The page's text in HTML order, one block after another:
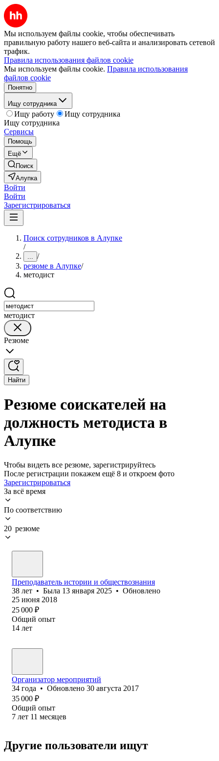
Мы используем файлы cookie, чтобы обеспечивать
правильную работу нашего веб-сайта и анализировать сетевой
трафик.
Правила использования файлов cookie
Мы используем файлы cookie. Правила использования
файлов cookie
Понятно
Ищу сотрудника
Ищу работу
Ищу сотрудника
Ищу сотрудника
Сервисы
Помощь
Ещё
Поиск
Алупка
Войти
Войти
Зарегистрироваться
Поиск сотрудников в Алупке
/
... /
резюме в Алупке/
методист
методист
Резюме
Найти
Резюме соискателей на
должность методиста в
Алупке
Чтобы видеть все резюме, зарегистрируйтесь
После регистрации покажем ещё 8 и откроем фото
Зарегистрироваться
За всё время
По соответствию
20 резюме
Преподаватель истории и обществознания
38 лет • Была 13 января 2025 • Обновлено
25 июня 2018
25 000 ₽
Общий опыт
14 лет
Организатор мероприятий
34 года • Обновлено 30 августа 2017
35 000 ₽
Общий опыт
7 лет 11 месяцев
Другие пользователи ищут